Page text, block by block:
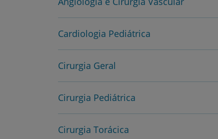
Cardiologia Pediátrica
Cirurgia Geral
Cirurgia Pediátrica
Cirurgia Torácica